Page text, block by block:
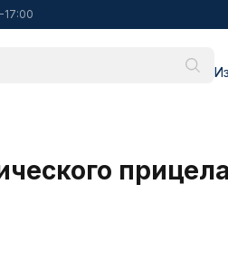
прицела